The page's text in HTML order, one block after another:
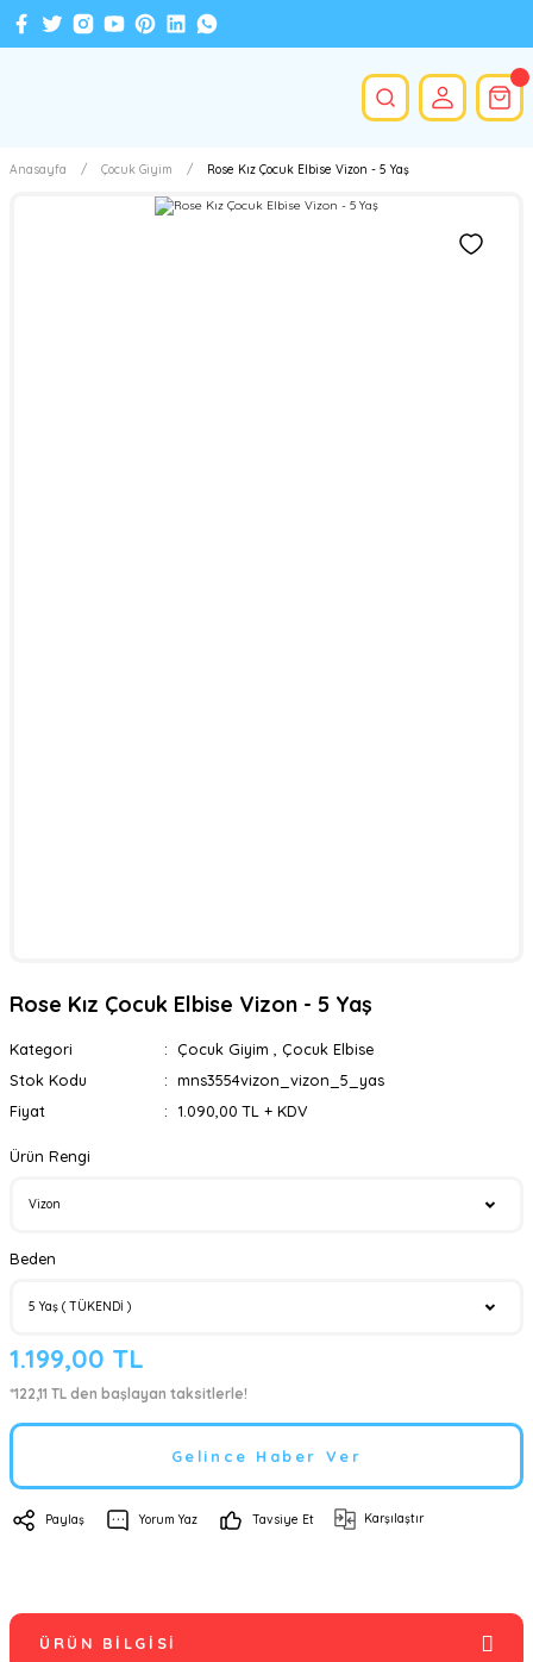
Anasayfa Çocuk Giyim Rose Kız Çocuk Elbise Vizon - 5 Yaş
Rose Kız Çocuk Elbise Vizon - 5 Yaş
Kategori Çocuk Giyim
Çocuk Elbise
Stok Kodu
mns3554vizon_vizon_5_yas
Fiyat
1.090,00 TL + KDV
Ürün Rengi
Beden
1.199,00 TL
*122,11 TL den başlayan taksitlerle!
Gelince Haber Ver
Paylaş Yorum Yaz Tavsiye Et Karşılaştır
ÜRÜN BILGISI